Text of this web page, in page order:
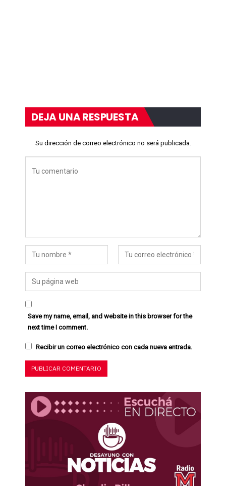
DEJA UNA RESPUESTA
Su dirección de correo electrónico no será publicada.
Save my name, email, and website in this browser for the
next time I comment.
Recibir un correo electrónico con cada nueva entrada.